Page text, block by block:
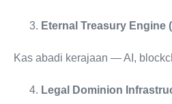
Eternal Treasury Engine
Kas abadi kerajaan — AI,
Legal Dominion